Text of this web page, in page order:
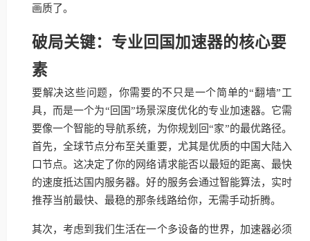
画质了。
破局关键：专业回国加速器的核心要
素
要解决这些问题，你需要的不只是一个简单的“翻墙”工
具，而是一个为“回国”场景深度优化的专业加速器。它需
要像一个智能的导航系统，为你规划回“家”的最优路径。
首先，全球节点分布至关重要，尤其是优质的中国大陆入
口节点。这决定了你的网络请求能否以最短的距离、最快
的速度抵达国内服务器。好的服务会通过智能算法，实时
推荐当前最快、最稳的那条线路给你，无需手动折腾。
其次，考虑到我们生活在一个多设备的世界，加速器必须